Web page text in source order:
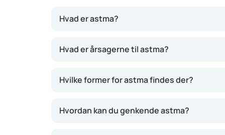
Hvad er astma?
Astma er en kronisk betændelse i
vejrtrækning, hoster meget, og de bliver ofte
længerevarende anfald.
Hvad er årsagerne til astma?
Hvilke former for astma findes der?
Hvordan kan du genkende astma?